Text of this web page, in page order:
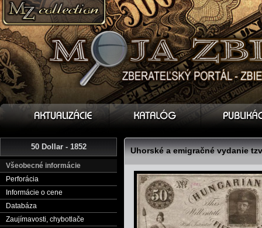
50 Dollar - 1852
Všeobecné informácie
Perforácia
Informácie o cene
Databáza
Zaujímavosti, chybotlače
Uhorské a emigračné vydanie